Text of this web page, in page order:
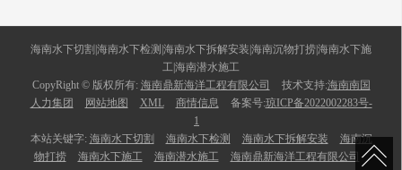
海南水下切割|海南水下检测|海南水下拆解安装|海南沉物打捞|海南水下施
工|海南潜水施工
CopyRight © 版权所有: 海南鼎新海洋工程有限公司 技术支持:海南南国
人力集团
网站地图 XML 商情信息 备案号:琼ICP备2022002283号-
1
本站关键字: 海南水下切割 海南水下检测 海南水下拆解安装
海南沉
物打捞
海南水下施工 海南潜水施工 海南鼎新海洋工程有限公司